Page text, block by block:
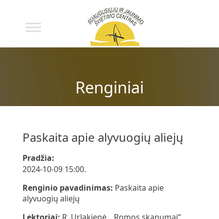
Renginiai
Paskaita apie alyvuogių aliejų
Pradžia:
2024-10-09 15:00.
Renginio pavadinimas: Paskaita apie
alyvuogių aliejų